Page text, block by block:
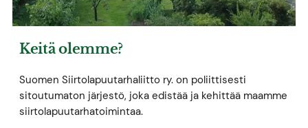
Keitä olemme?
Suomen Siirtolapuutarhaliitto ry. on poliittisesti
sitoutumaton järjestö, joka edistää ja kehittää maamme
siirtolapuutarhatoimintaa.